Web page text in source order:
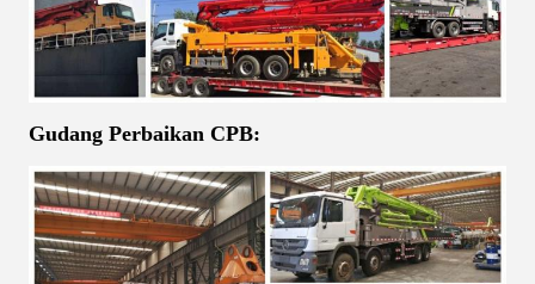
Gudang Perbaikan CPB: